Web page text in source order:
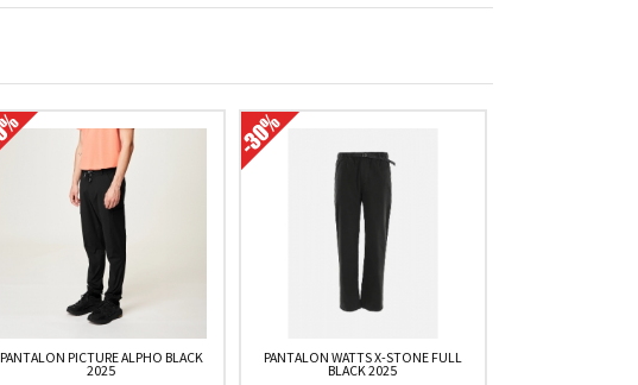
PANTALON PICTURE ALPHO BLACK
2025
PANTALON WATTS X-STONE FULL
BLACK 2025